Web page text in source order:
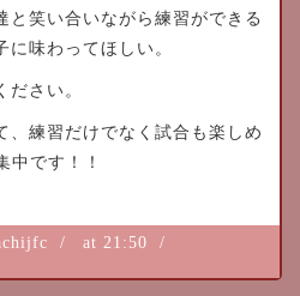
と笑い合いながら練習ができる
味わってほしい。
さい。
、練習だけでなく試合も楽しめ
中です！！
at 21:50